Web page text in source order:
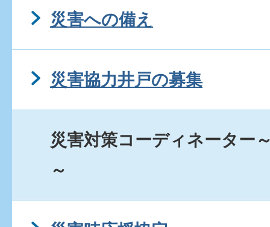
災害への備え
災害協力井戸の募集
災害対策コーディネーター
～